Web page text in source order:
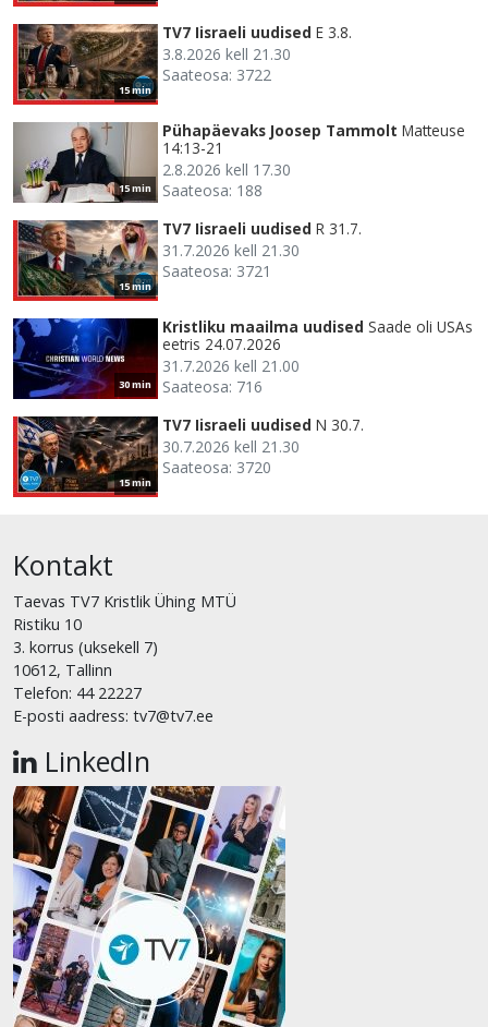
15 min
TV7 Iisraeli uudised E 3.8.
3.8.2026 kell 21.30
Saateosa: 3722
15 min
Pühapäevaks Joosep Tammolt Matteuse
14:13-21
2.8.2026 kell 17.30
Saateosa: 188
15 min
TV7 Iisraeli uudised R 31.7.
31.7.2026 kell 21.30
Saateosa: 3721
30 min
Kristliku maailma uudised Saade oli USAs
eetris 24.07.2026
31.7.2026 kell 21.00
Saateosa: 716
15 min
TV7 Iisraeli uudised N 30.7.
30.7.2026 kell 21.30
Saateosa: 3720
Kontakt
Taevas TV7 Kristlik Ühing MTÜ
Ristiku 10
3. korrus (uksekell 7)
10612, Tallinn
Telefon: 44 22227
E-posti aadress: tv7@tv7.ee
LinkedIn